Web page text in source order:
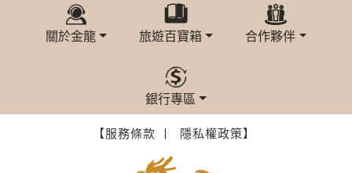
關於金龍 旅遊百寶箱 合作夥伴
銀行專區
【服務條款 丨 隱私權政策】